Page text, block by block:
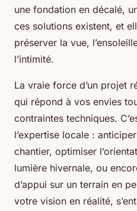
une fondation en décalé,
ces solutions existent, et
préserver la vue,
l’intimité.
La vraie force d’un projet
qui répond à vos envies
contraintes techniques.
l’expertise locale :
chantier, optimiser
lumière hivernale, ou
d’appui sur un terrain en
votre vision en réalité,